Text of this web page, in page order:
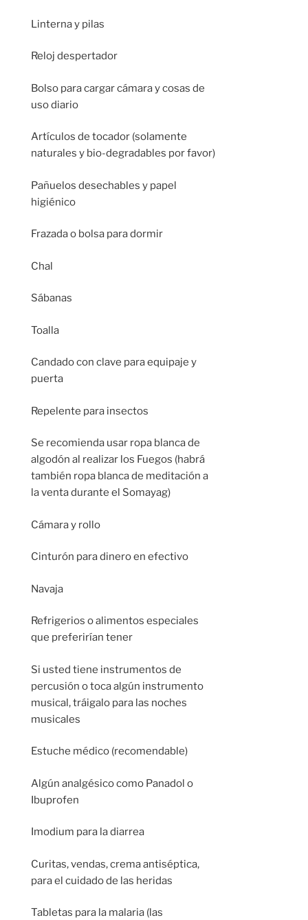
Linterna y pilas
Reloj despertador
Bolso para cargar cámara y cosas de
uso diario
Artículos de tocador (solamente
naturales y bio-degradables por favor)
Pañuelos desechables y papel
higiénico
Frazada o bolsa para dormir
Chal
Sábanas
Toalla
Candado con clave para equipaje y
puerta
Repelente para insectos
Se recomienda usar ropa blanca de
algodón al realizar los Fuegos (habrá
también ropa blanca de meditación a
la venta durante el Somayag)
Cámara y rollo
Cinturón para dinero en efectivo
Navaja
Refrigerios o alimentos especiales
que preferirían tener
Si usted tiene instrumentos de
percusión o toca algún instrumento
musical, tráigalo para las noches
musicales
Estuche médico (recomendable)
Algún analgésico como Panadol o
Ibuprofen
Imodium para la diarrea
Curitas, vendas, crema antiséptica,
para el cuidado de las heridas
Tabletas para la malaria (las